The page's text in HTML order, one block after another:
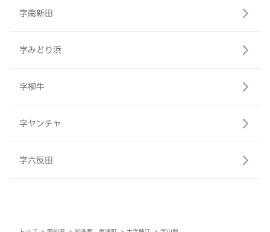
字南新田
字みどり浜
字柳牛
字ヤンチャ
字六反田